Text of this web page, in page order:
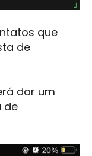
que
de
dar um
de